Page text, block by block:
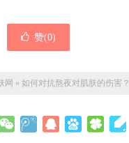
赞(0)
网 » 如何对抗熬夜对肌肤的伤害？